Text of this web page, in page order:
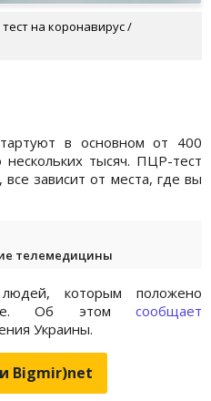
на коронавирус /
в основном от 400
нескольких тысяч. ПЦР-тест
зависит от места, где вы
телемедицины
которым положено
Об этом сообщает
Украины.
Bigmir)net